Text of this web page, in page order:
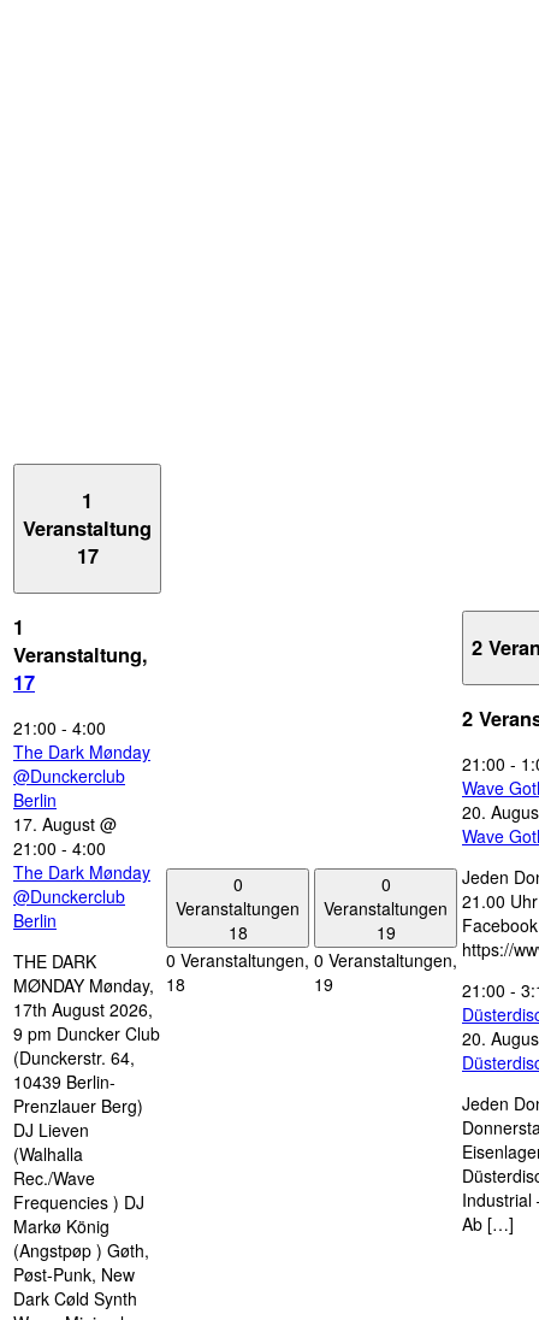
1
Veranstaltung
17
1
Veranstaltung,
17
21:00 - 4:00
The Dark Mønday
@Dunckerclub
Berlin
17. August @
21:00 - 4:00
The Dark Mønday
@Dunckerclub
Berlin
THE DARK
MØNDAY Mønday,
17th August 2026,
9 pm Duncker Club
(Dunckerstr. 64,
10439 Berlin-
Prenzlauer Berg)
DJ Lieven
(Walhalla
Rec./Wave
Frequencies ) DJ
Markø König
(Angstpøp ) Gøth,
Pøst-Punk, New
Dark Cøld Synth
0
Veranstaltungen
18
0 Veranstaltungen,
18
0
Veranstaltungen
19
0 Veranstaltungen,
19
2
2
21:00 -
Wave
20.
Wave
Jeden
21.00
https://
21:00 -
20.
Jeden
Industrial
Ab […]